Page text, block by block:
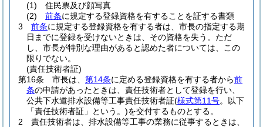
(1)
住民票及び顔写真
(2)
前条に規定する登録資格を有することを証する書類
3
前条に規定する登録資格を有する者は、市長の指定する期
日までに登録を受けないときは、その資格を失う。 ただ
し、市長が特別な理由があると認めた者については、この
限りでない。
(責任技術者証)
第16条
市長は、 第14条に定める登録資格を有する者から前
条の申請があったときは、責任技術者として登録を行い、
公共下水道排水設備等工事責任技術者証(様式第11号。以下
「責任技術者証」という。)を交付するものとする。
2
責任技術者は、排水設備等工事の業務に従事するときは、